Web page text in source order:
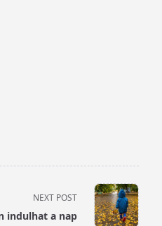
NEXT POST
indulhat a nap